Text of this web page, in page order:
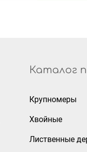
Каталог
Крупномеры
Хвойные
Лиственные